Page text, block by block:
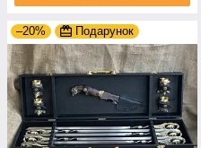
–20% Подарунок